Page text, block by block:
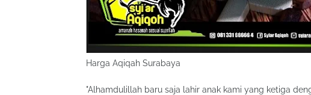
Harga Aqiqah Surabaya
"Alhamdulillah baru saja lahir anak kami yang ketiga